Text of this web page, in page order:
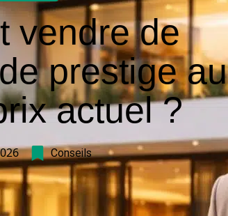
vendre de
prestige au
actuel ?
Conseils